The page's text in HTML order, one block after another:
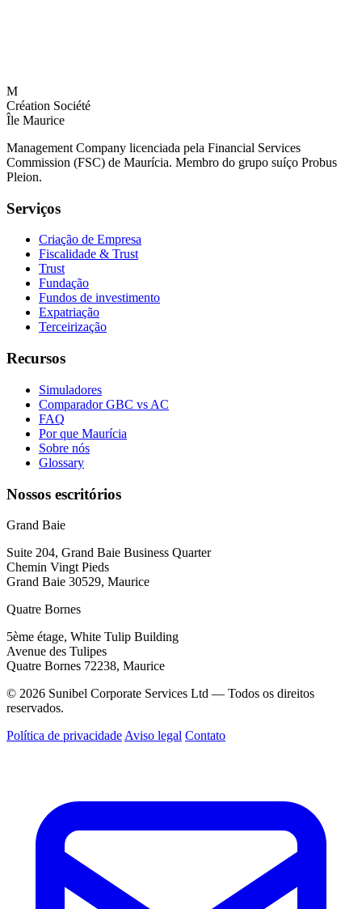
M
Création Société
Île Maurice
Management Company licenciada pela Financial Services
Commission (FSC) de Maurícia. Membro do grupo suíço Probus
Pleion.
Serviços
Criação de Empresa
Fiscalidade & Trust
Trust
Fundação
Fundos de investimento
Expatriação
Terceirização
Recursos
Simuladores
Comparador GBC vs AC
FAQ
Por que Maurícia
Sobre nós
Glossary
Nossos escritórios
Grand Baie
Suite 204, Grand Baie Business Quarter
Chemin Vingt Pieds
Grand Baie 30529, Maurice
Quatre Bornes
5ème étage, White Tulip Building
Avenue des Tulipes
Quatre Bornes 72238, Maurice
© 2026 Sunibel Corporate Services Ltd — Todos os direitos
reservados.
Política de privacidade Aviso legal Contato